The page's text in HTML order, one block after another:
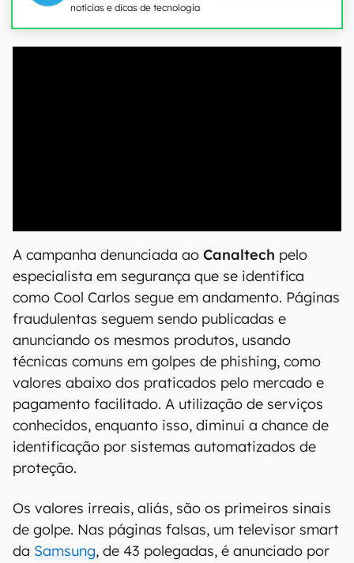
notícias e dicas de tecnologia
A campanha denunciada ao Canaltech pelo
especialista em segurança que se identifica
como Cool Carlos segue em andamento. Páginas
fraudulentas seguem sendo publicadas e
anunciando os mesmos produtos, usando
técnicas comuns em golpes de phishing, como
valores abaixo dos praticados pelo mercado e
pagamento facilitado. A utilização de serviços
conhecidos, enquanto isso, diminui a chance de
identificação por sistemas automatizados de
proteção.
Os valores irreais, aliás, são os primeiros sinais
de golpe. Nas páginas falsas, um televisor smart
da Samsung, de 43 polegadas, é anunciado por